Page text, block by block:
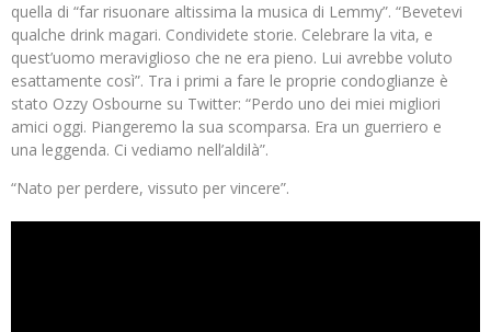
quella di “far risuonare altissima la musica di Lemmy”. “Bevetevi
qualche drink magari. Condividete storie. Celebrare la vita, e
quest’uomo meraviglioso che ne era pieno. Lui avrebbe voluto
esattamente così”. Tra i primi a fare le proprie condoglianze è
stato Ozzy Osbourne su Twitter: “Perdo uno dei miei migliori
amici oggi. Piangeremo la sua scomparsa. Era un guerriero e
una leggenda. Ci vediamo nell’aldilà”.
“Nato per perdere, vissuto per vincere”.